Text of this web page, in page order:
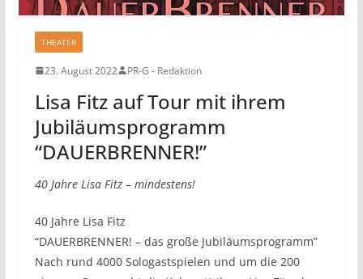
THEATER
23. August 2022 PR-G - Redaktion
Lisa Fitz auf Tour mit ihrem
Jubiläumsprogramm
“DAUERBRENNER!”
40 Jahre Lisa Fitz – mindestens!
40 Jahre Lisa Fitz
“DAUERBRENNER! – das große Jubiläumsprogramm”
Nach rund 4000 Sologastspielen und um die 200